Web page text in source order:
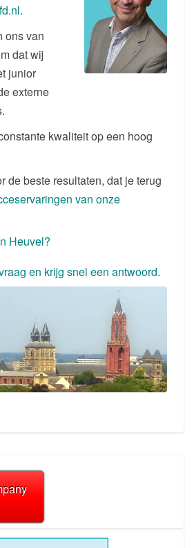
.
ons van
dat wij
junior
externe
kwaliteit op een hoog
de beste resultaten, dat je terug
van onze
Heuvel?
en krijg snel een antwoord.